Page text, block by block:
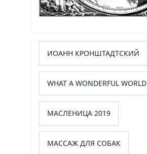
ИОАНН КРОНШТАДТСКИЙ
WHAT A WONDERFUL WORLD
МАСЛЕНИЦА 2019
МАССАЖ ДЛЯ СОБАК